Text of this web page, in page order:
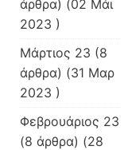
άρθρα) (02 Μάι
2023 )
Μάρτιος 23 (8
άρθρα) (31 Μαρ
2023 )
Φεβρουάριος 23
(8 άρθρα) (28